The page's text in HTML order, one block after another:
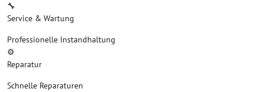
🔧
Service & Wartung
Professionelle Instandhaltung
⚙️
Reparatur
Schnelle Reparaturen